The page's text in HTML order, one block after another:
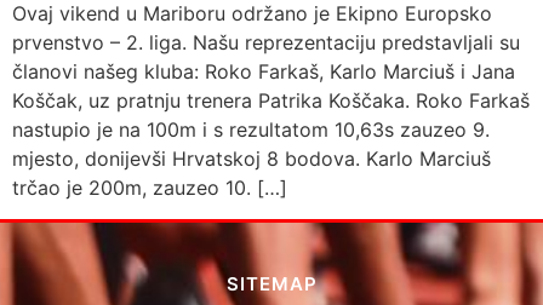
Ovaj vikend u Mariboru održano je Ekipno Europsko
prvenstvo – 2. liga. Našu reprezentaciju predstavljali su
članovi našeg kluba: Roko Farkaš, Karlo Marciuš i Jana
Koščak, uz pratnju trenera Patrika Koščaka. Roko Farkaš
nastupio je na 100m i s rezultatom 10,63s zauzeo 9.
mjesto, donijevši Hrvatskoj 8 bodova. Karlo Marciuš
trčao je 200m, zauzeo 10. […]
SITEMAP